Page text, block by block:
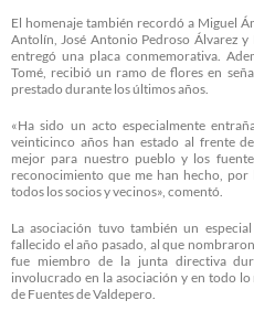
El homenaje también recordó a Miguel
Antolín, José Antonio Pedroso Álvarez
entregó una placa conmemorativa.
Tomé, recibió un ramo de flores en
prestado durante los últimos años.
«Ha sido un acto especialmente
veinticinco años han estado al frente
mejor para nuestro pueblo y los
reconocimiento que me han hecho,
todos los socios y vecinos», comentó.
La asociación tuvo también un
fallecido el año pasado, al que
fue miembro de la junta directiva
involucrado en la asociación y en todo
de Fuentes de Valdepero.